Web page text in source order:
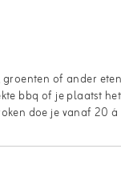
of ander
bbq of je plaatst
doe je vanaf 20